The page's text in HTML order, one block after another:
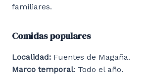
familiares.
Comidas populares
Localidad: Fuentes de Magaña.
Marco temporal: Todo el año.